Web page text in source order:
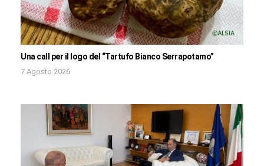
Una call per il logo del “Tartufo Bianco Serrapotamo”
7 Agosto 2026